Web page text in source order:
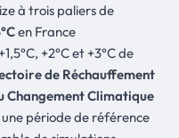
à trois paliers de
en France
+2°C et +3°C de
de Réchauffement
Climatique
période de référence